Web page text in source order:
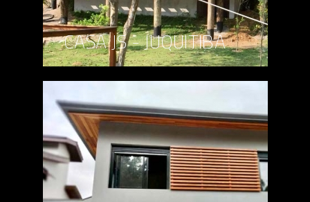
CASA JS - JUQUITIBA